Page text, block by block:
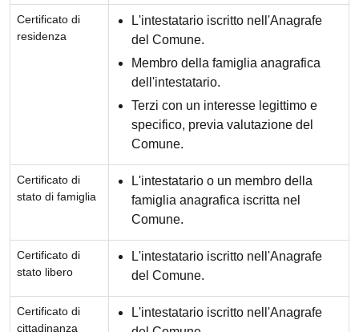
Certificato di
residenza
L'intestatario iscritto nell'Anagrafe
del Comune.
Membro della famiglia anagrafica
dell'intestatario.
Terzi con un interesse legittimo e
specifico, previa valutazione del
Comune.
Certificato di
stato di famiglia
L'intestatario o un membro della
famiglia anagrafica iscritta nel
Comune.
Certificato di
stato libero
L'intestatario iscritto nell'Anagrafe
del Comune.
Certificato di
cittadinanza
L'intestatario iscritto nell'Anagrafe